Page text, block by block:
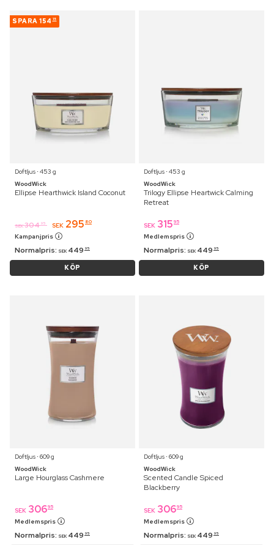
SPARA 154 15
Doftljus ⋅ 453 g
WoodWick
Ellipse Hearthwick Island Coconut
SEK 304 95 SEK 295 80
Kampanjpris
Normalpris: SEK 449 95
KÖP
Doftljus ⋅ 453 g
WoodWick
Trilogy Ellipse Heartwick Calming
Retreat
SEK 315 95
Medlemspris
Normalpris: SEK 449 95
KÖP
Doftljus ⋅ 609 g
WoodWick
Large Hourglass Cashmere
SEK 30695
Medlemspris
Normalpris: SEK 449 95
Doftljus ⋅ 609 g
WoodWick
Scented Candle Spiced
Blackberry
SEK 30695
Medlemspris
Normalpris: SEK 449 95